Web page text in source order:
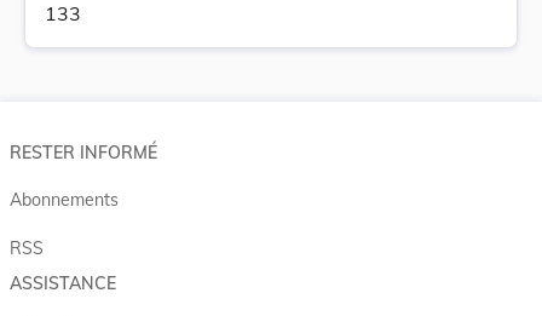
133
RESTER INFORMÉ
Abonnements
RSS
ASSISTANCE